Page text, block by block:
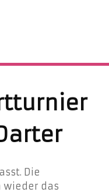
Die
wieder das